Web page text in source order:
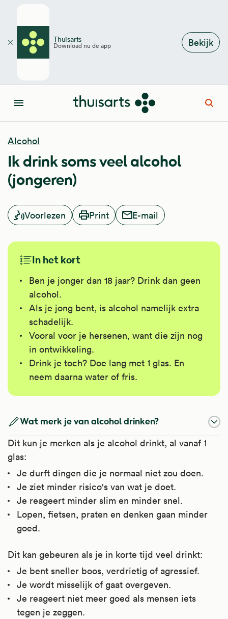
Thuisarts
Download nu de app Bekijk
Sluiten
Menu
Alcohol
Ik drink soms veel alcohol
(jongeren)
Voorlezen Print E-mail
In het kort
Ben je jonger dan 18 jaar? Drink dan geen
alcohol.
Als je jong bent, is alcohol namelijk extra
schadelijk.
Vooral voor je hersenen, want die zijn nog
in ontwikkeling.
Drink je toch? Doe lang met 1 glas. En
neem daarna water of fris.
Wat merk je van alcohol drinken?
Dit kun je merken als je alcohol drinkt, al vanaf 1
glas:
Je durft dingen die je normaal niet zou doen.
Je ziet minder risico's van wat je doet.
Je reageert minder slim en minder snel.
Lopen, fietsen, praten en denken gaan minder
goed.
Dit kan gebeuren als je in korte tijd veel drinkt:
Je bent sneller boos, verdrietig of agressief.
Je wordt misselijk of gaat overgeven.
Je reageert niet meer goed als mensen iets
tegen je zeggen.